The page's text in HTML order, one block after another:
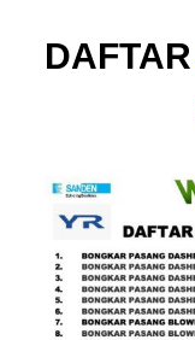
DAFTAR